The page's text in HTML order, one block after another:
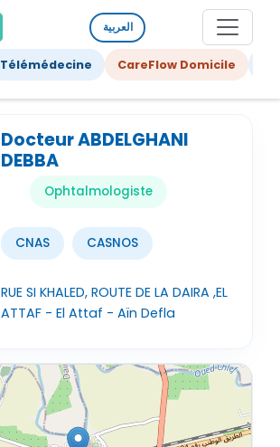
العربية
Télémédecine CareFlow Domicile
Docteur ABDELGHANI
DEBBA
Ophtalmologiste
CNAS CASNOS
RUE SI KHALED, ROUTE DE LA DAIRA ,EL
ATTAF - El Attaf - Aïn Defla